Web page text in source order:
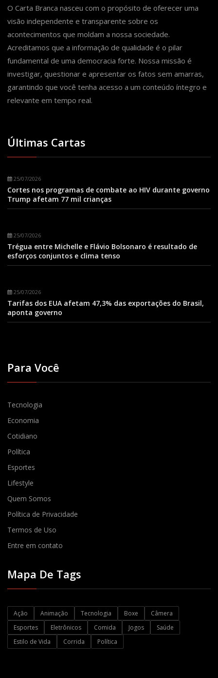
O Carta Branca nasceu com o propósito de oferecer uma
visão independente e transparente sobre os
acontecimentos que moldam a nossa sociedade.
Acreditamos que a informação de qualidade é o pilar
fundamental de uma democracia forte. Nossa missão é
investigar, questionar e apresentar os fatos sem amarras,
garantindo que você tenha acesso a um conteúdo íntegro e
relevante em tempo real.
Últimas Cartas
25/07/2026
Cortes nos programas de combate ao HIV durante governo
Trump afetam 77 mil crianças
25/07/2026
Trégua entre Michelle e Flávio Bolsonaro é resultado de
esforços conjuntos e clima tenso
25/07/2026
Tarifas dos EUA afetam 47,3% das exportações do Brasil,
aponta governo
Para Você
Tecnologia
Economia
Cotidiano
Política
Esportes
Lifestyle
Quem Somos
Política de Privacidade
Termos de Uso
Entre em contato
Mapa De Tags
Ação Animação Tecnologia Boxe
Câmera
Esportes
Eletrônicos Comida Jogos
Saúde
Estilo de Vida
Corrida Política